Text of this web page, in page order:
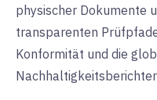
physischer Dokumente
transparenten
Konformität und die